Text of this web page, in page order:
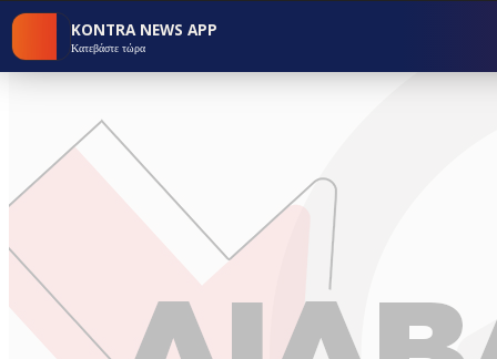
KONTRA NEWS APP
Κατεβάστε τώρα